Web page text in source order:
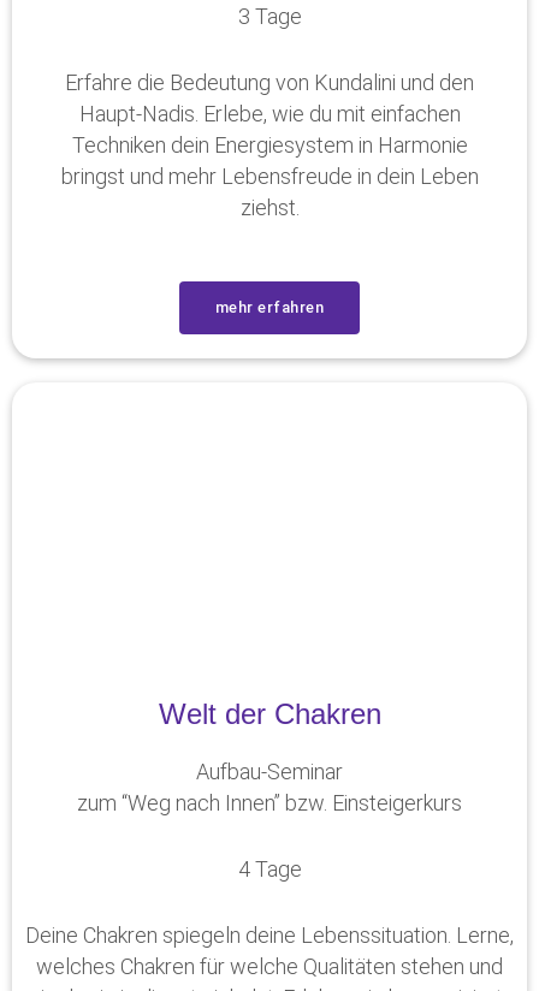
3 Tage
Erfahre die Bedeutung von Kundalini und den
Haupt-Nadis. Erlebe, wie du mit einfachen
Techniken dein Energiesystem in Harmonie
bringst und mehr Lebensfreude in dein Leben
ziehst.
mehr erfahren
Welt der Chakren
Aufbau-Seminar
zum “Weg nach Innen” bzw. Einsteigerkurs
4 Tage
Deine Chakren spiegeln deine Lebenssituation. Lerne,
welches Chakren für welche Qualitäten stehen und